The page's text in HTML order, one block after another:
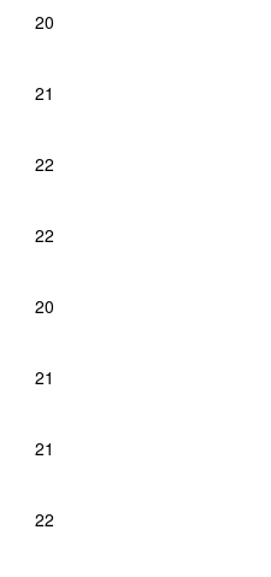
20
21
22
22
20
21
21
22